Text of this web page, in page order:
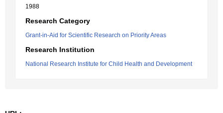
1988
Research Category
Grant-in-Aid for Scientific Research on Priority Areas
Research Institution
National Research Institute for Child Health and Development